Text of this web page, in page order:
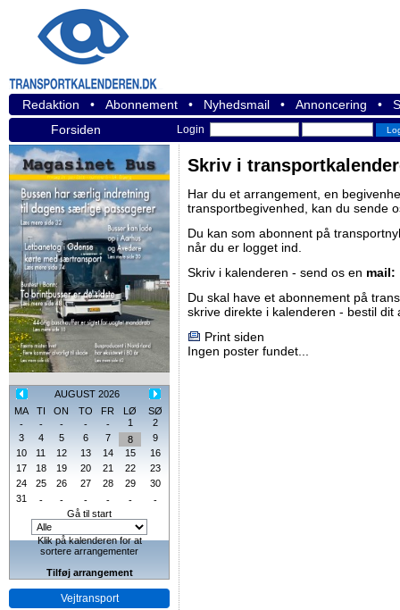
Redaktion • Abonnement • Nyhedsmail • Annoncering •
Forsiden
Login
AUGUST 2026
MA
TI ON TO FR LØ
SØ
-
- - - - 1
2
3
4 5 6 7 8
9
10
11 12 13 14 15
16
17
18 19 20 21 22
23
24
25 26 27 28 29
30
31
- - - - -
-
Gå til start
Klik på kalenderen for at
sortere arrangementer
Tilføj arrangement
Vejtransport
Skriv i
Har du et arrangement, en
transportbegivenhed, kan du sende
Du kan som abonnent på
når du er logget ind.
Skriv i kalenderen - send os en mail:
Du skal have et abonnement på
skrive direkte i kalenderen - bestil dit
Print siden
Ingen poster fundet...